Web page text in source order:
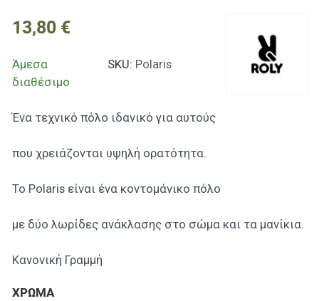
13,80 €
Άμεσα
διαθέσιμο
SKU: Polaris
Ένα τεχνικό πόλο ιδανικό για αυτούς
που χρειάζονται υψηλή ορατότητα.
Το Polaris είναι ένα κοντομάνικο πόλο
με δύο λωρίδες ανάκλασης στο σώμα και τα μανίκια.
Κανονική Γραμμή
ΧΡΩΜΑ